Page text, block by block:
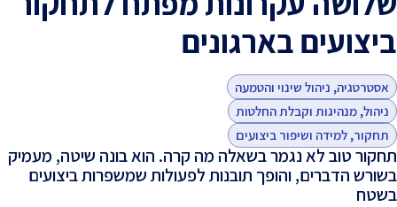
ביצועים בארגונים
אסטרטגיה, ניהול שינוי והטמעה
ניהול, מנהיגות וקבלת החלטות
תחקור, למידה ושיפור ביצועים
תחקור טוב לא נגמר בשאלה מה קרה. הוא בונה שיטה, מעמיק
בשורש הדברים, והופך תובנות לפעולות שמשפרות ביצועים
בשטח